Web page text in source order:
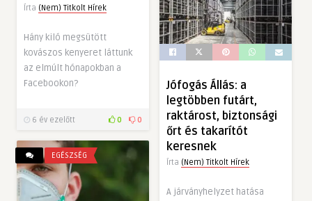
Írta (Nem) Titkolt Hírek
Hány kiló megsütött
kovászos kenyeret láttunk
az elmúlt hónapokban a
Facebookon?
6 év ezelőtt 0 0
Jófogás Állás: a
legtöbben futárt,
raktárost, biztonsági
őrt és takarítót
keresnek
Írta (Nem) Titkolt Hírek
A járványhelyzet hatása
EGÉSZSÉG